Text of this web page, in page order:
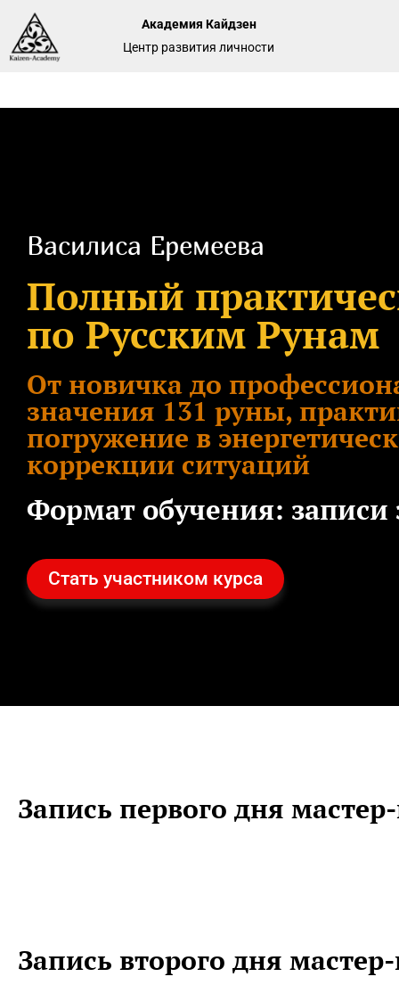
Академия Кайдзен
Центр развития личности
Василиса Еремеева
Полный
по Русским Рунам
От новичка до
значения 131 руны,
погружение в
коррекции ситуаций
Формат обучения: записи
Стать участником курса
Запись первого дня
Запись второго дня